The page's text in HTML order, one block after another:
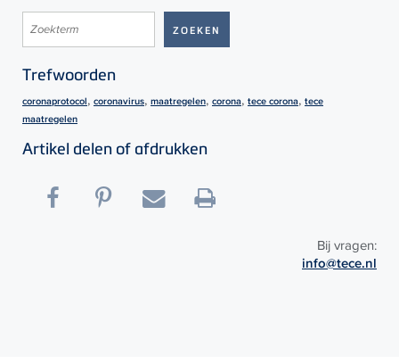
Trefwoorden
coronaprotocol, coronavirus, maatregelen, corona, tece corona, tece
maatregelen
Artikel delen of afdrukken
Bij vragen:
info@tece.nl